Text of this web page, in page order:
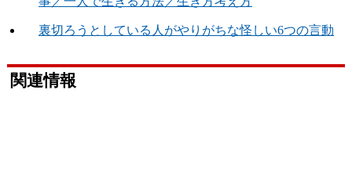
裏切ろうとしている人がやりがちな怪しい6つの言動
関連情報